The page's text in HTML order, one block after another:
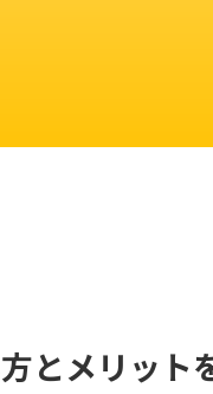
とメリット